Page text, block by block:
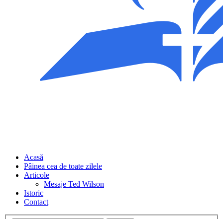
Acasă
Pâinea cea de toate zilele
Articole
Mesaje Ted Wilson
Istoric
Contact